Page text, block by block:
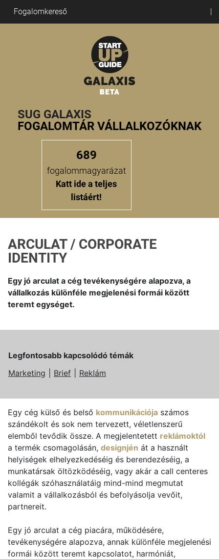
Fogalomkereső
SUG GALAXIS
FOGALOMTÁR VÁLLALKOZÓKNAK
689
fogalommagyarázat
Katt ide a teljes
listáért!
ARCULAT / CORPORATE
IDENTITY
Egy jó arculat a cég tevékenységére alapozva, a
vállalkozás különféle megjelenési formái között
teremt egységet.
Legfontosabb kapcsolódó témák
Marketing
Brief Reklám
Egy cég külső és belső kommunikációja számos
szándékolt és sok nem tervezett, véletlenszerű
elemből tevődik össze. A megjelentetett reklámoktól
a termék csomagolásán, designjén át a használt
helyiségek elhelyezkedéséig és berendezéséig, a
munkatársak öltözködéséig, vagy akár a call centeres
kollégák szóhasználatáig mind-mind megmutat
valamit a vállalkozásból és befolyásolja vevőit,
partnereit.
Egy jó arculat a cég piacára, működésére,
tevékenységére alapozva, annak különféle megjelenési
formái között teremt kapcsolatot, harmóniát,